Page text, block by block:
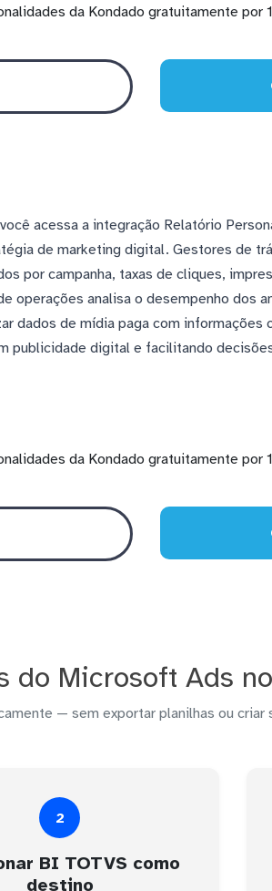
da Kondado gratuitamente por
acessa a integração Relatório
de marketing digital. Gestores de
por campanha, taxas de cliques,
operações analisa o desempenho dos
dados de mídia paga com informações
publicidade digital e facilitando
da Kondado gratuitamente por
do Microsoft Ads
— sem exportar planilhas ou criar
2
BI TOTVS como
destino